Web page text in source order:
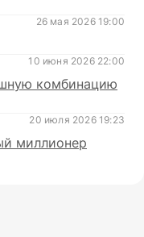
26 мая 2026 19:00
10 июня 2026 22:00
комбинацию
20 июля 2026 19:23
миллионер